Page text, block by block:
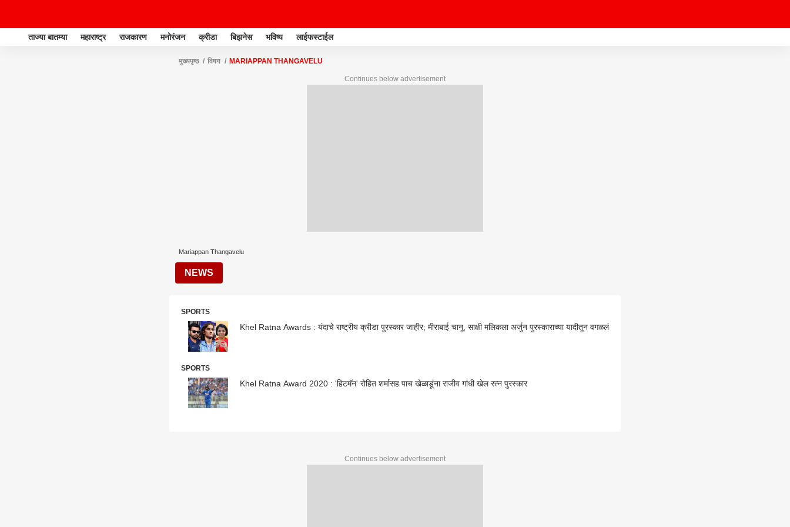
ताज्या बातम्या महाराष्ट्र राजकारण मनोरंजन क्रीडा बिझनेस भविष्य लाईफस्टाईल
मुख्यपृष्ठ विषय MARIAPPAN THANGAVELU
Continues below advertisement
Mariappan Thangavelu
NEWS
SPORTS
Khel Ratna Awards : यंदाचे राष्ट्रीय क्रीडा पुरस्कार जाहीर; मीराबाई चानू, साक्षी मलिकला अर्जुन पुरस्काराच्या यादीतून वगळलं
SPORTS
Khel Ratna Award 2020 : 'हिटमॅन' रोहित शर्मासह पाच खेळाडूंना राजीव गांधी खेल रत्न पुरस्कार
Continues below advertisement